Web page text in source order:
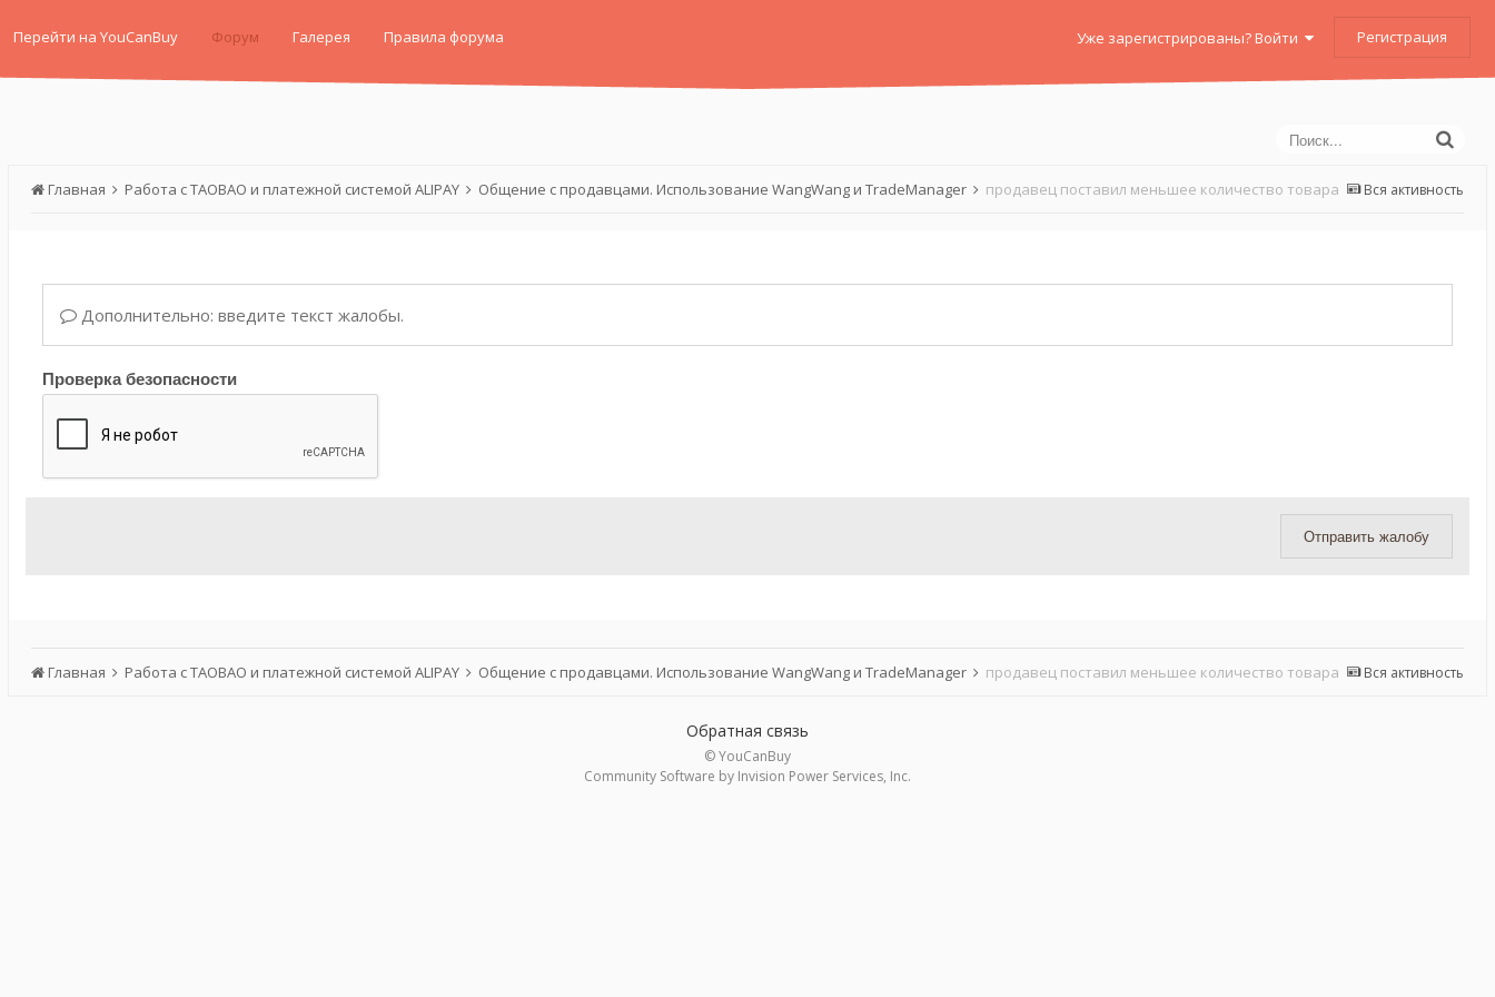
Перейти на YouCanBuy Форум Галерея Правила форума Уже зарегистрированы? Войти Регистрация
Вся активность
Главная Работа с TAOBAO и платежной системой ALIPAY Общение с продавцами. Использование WangWang и TradeManager продавец поставил меньшее количество товара
Дополнительно: введите текст жалобы.
Проверка безопасности
Отправить жалобу
Вся активность
Главная Работа с TAOBAO и платежной системой ALIPAY Общение с продавцами. Использование WangWang и TradeManager продавец поставил меньшее количество товара
Обратная связь
© YouCanBuy
Community Software by Invision Power Services, Inc.